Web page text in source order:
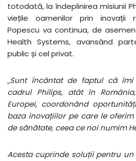
totodată, la îndeplinirea misiunii
viețile oamenilor prin inovații
Popescu va continua, de
Health Systems, avansând
public și cel privat.
„Sunt încântat de faptul că
cadrul Philips, atât în
Europei, coordonând
baza inovațiilor pe care le
de sănătate, ceea ce noi numim
Acesta cuprinde soluții pentru